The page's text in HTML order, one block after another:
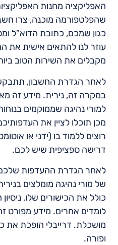
האפליקציה מחנות
שהפלטפורמה מוכנה, צרו
כגון שמכם, כתובת הדוא”ל
עוזר לנו להתאים אישית את
מקבלים את השירות הטוב
לאחר הגדרת החשבון,
במקרה זה, נירית. מידע זה
למורי נהיגה שממוקמים
מכן תוכלו לציין את
רוצים ללמוד בו (ידני או
דרישה ספציפית שיש לכם.
לאחר הגדרת ההעדפות
של מורי נהיגה מומלצים
כולל את הכישורים שלו,
לומדים אחרים. מידע מפורט
מושכלת. דרייבלי הופכת את
ופורה.